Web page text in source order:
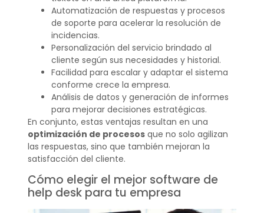
Automatización de respuestas y procesos
de soporte para acelerar la resolución de
incidencias.
Personalización del servicio brindado al
cliente según sus necesidades y historial.
Facilidad para escalar y adaptar el sistema
conforme crece la empresa.
Análisis de datos y generación de informes
para mejorar decisiones estratégicas.
En conjunto, estas ventajas resultan en una
optimización de procesosque no solo agilizan
las respuestas, sino que también mejoran la
satisfacción del cliente.
Cómo elegir el mejor software de
help desk para tu empresa